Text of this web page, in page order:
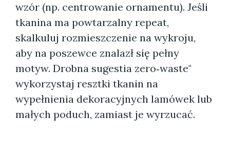
wzór (np. centrowanie ornamentu). Jeśli
tkanina ma powtarzalny repeat,
skalkuluj rozmieszczenie na wykroju,
aby na poszewce znalazł się pełny
motyw. Drobna sugestia zero‑waste"
wykorzystaj resztki tkanin na
wypełnienia dekoracyjnych lamówek lub
małych poduch, zamiast je wyrzucać.